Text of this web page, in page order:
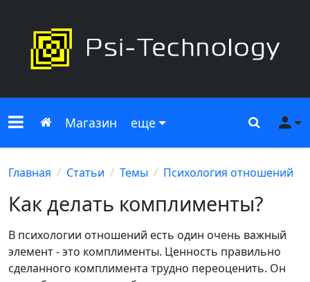
Меню сайта
Главная
Магазин еще Поиск
Главная Статьи Темы Психология отношений
Как делать комплименты?
В психологии отношений есть один очень важный
элемент - это комплименты. Ценность правильно
сделанного комплимента трудно переоценить. Он